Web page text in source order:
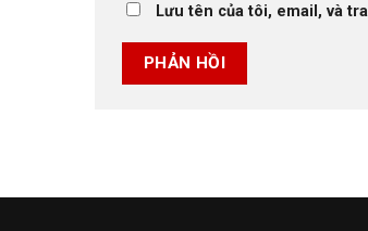
Lưu tên của tôi, email, và